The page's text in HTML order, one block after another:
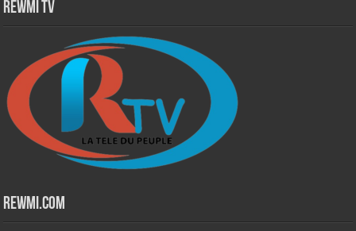
Rewmi TV
Rewmi.Com